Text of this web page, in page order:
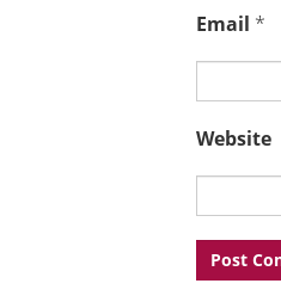
Email *
Website